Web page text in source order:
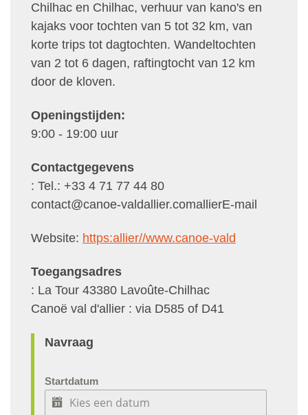
Chilhac en Chilhac, verhuur van kano's en
kajaks voor tochten van 5 tot 32 km, van
korte trips tot dagtochten. Wandeltochten
van 2 tot 6 dagen, raftingtocht van 12 km
door de kloven.
Openingstijden:
9:00 - 19:00 uur
Contactgegevens
: Tel.: +33 4 71 77 44 80
contact@canoe-valdallier.comallierE-mail
Website: https:allier//www.canoe-vald
Toegangsadres
: La Tour 43380 Lavoûte-Chilhac
Canoë val d'allier : via D585 of D41
Navraag
Startdatum